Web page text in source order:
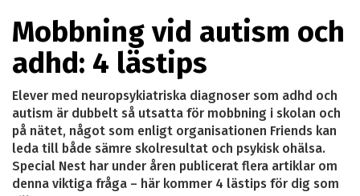
Mobbning vid autism och
adhd: 4 lästips
Elever med neuropsykiatriska diagnoser som adhd och
autism är dubbelt så utsatta för mobbning i skolan och
på nätet, något som enligt organisationen Friends kan
leda till både sämre skolresultat och psykisk ohälsa.
Special Nest har under åren publicerat flera artiklar om
denna viktiga fråga – här kommer 4 lästips för dig som